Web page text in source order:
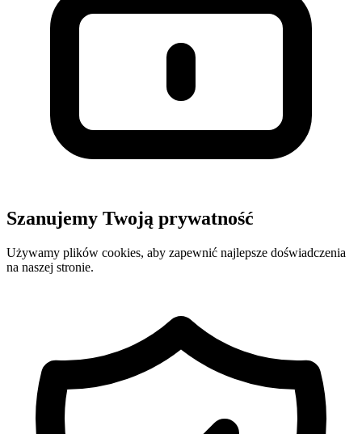
Szanujemy Twoją prywatność
Używamy plików cookies, aby zapewnić najlepsze doświadczenia
na naszej stronie.